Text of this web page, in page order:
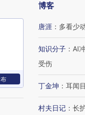
博客
唐涯 ： 多看少
知识分子 ： AI
受伤
丁金坤 ： 耳闻
村夫日记 ： 长